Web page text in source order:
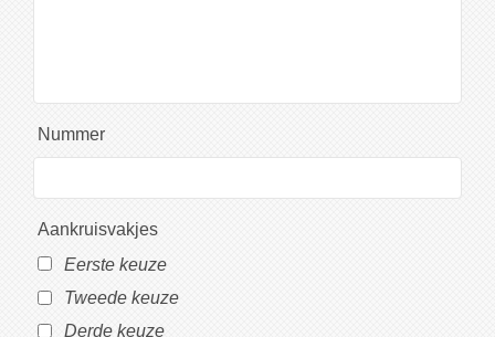
Nummer
Aankruisvakjes
Eerste keuze
Tweede keuze
Derde keuze